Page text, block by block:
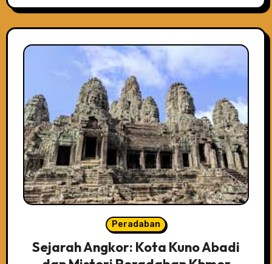
Peradaban
Sejarah Angkor: Kota Kuno Abadi